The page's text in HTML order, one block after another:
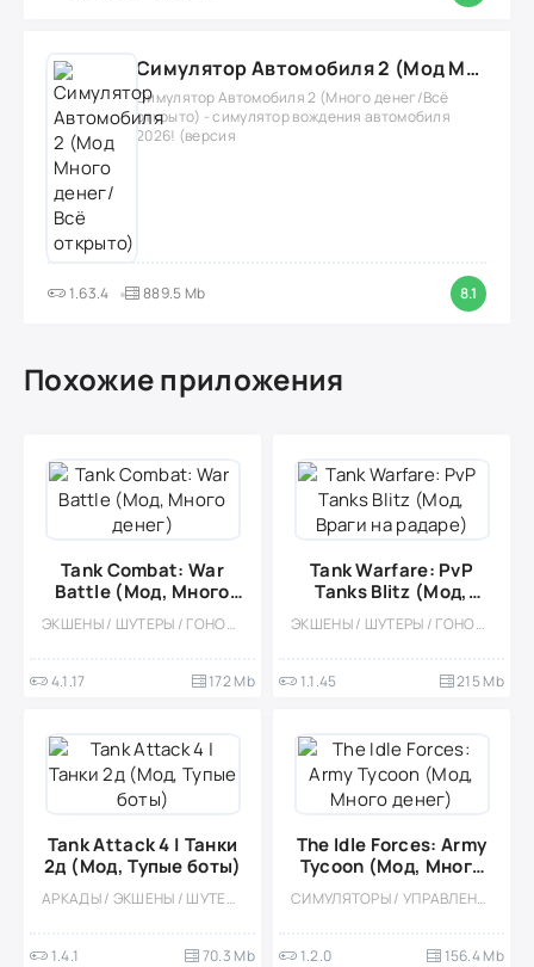
Симулятор Автомобиля 2 (Мод Много денег/Всё открыто)
Симулятор Автомобиля 2 (Много денег/Всё
открыто) - симулятор вождения автомобиля
2026! (версия
1.63.4 889.5 Mb 8.1
Похожие приложения
Tank Combat: War
Battle (Мод, Много
денег)
ЭКШЕНЫ / ШУТЕРЫ / ГОНОЧНЫЙ ШУТЕР / КАЗУАЛЬНЫЕ / ОДНОПОЛЬЗОВАТЕЛЬСКИЕ / ОФЛАЙН / СТИЛИЗАЦИЯ / ВИД СБОКУ / ТАНКИ / АРКАДЫ / МАЛЕНЬКАЯ / МОД
4.1.17 172 Mb
Tank Warfare: PvP
Tanks Blitz (Мод,
Враги на радаре) ЭКШЕНЫ / ШУТЕРЫ / ГОНОЧНЫЙ ШУТЕР / ТАНКИ / КАЗУАЛЬНЫЕ / МНОГОПОЛЬЗОВАТЕЛЬСКАЯ / СОРЕВНОВАТЕЛЬНАЯ / СТИЛИЗАЦИЯ / 3D / МОД / ВОЙНА / РЕАЛИЗМ
1.1.45 215 Mb
Tank Attack 4 | Танки
2д (Мод, Тупые боты)
АРКАДЫ / ЭКШЕНЫ / ШУТЕРЫ / ГОНОЧНЫЙ ШУТЕР / КАЗУАЛЬНЫЕ / ОДНОПОЛЬЗОВАТЕЛЬСКИЕ / СТИЛИЗАЦИЯ / ОФЛАЙН / МОД / ВСТРОЕННЫЙ КЕШ / ТАНКИ / ВИД СБОКУ
1.4.1 70.3 Mb
The Idle Forces: Army
Tycoon (Мод, Много
денег)
СИМУЛЯТОРЫ / УПРАВЛЕНИЕ / ЭКОНОМИЧЕСКАЯ СТРАТЕГИЯ / КАЗУАЛЬНЫЕ / ВОКСЕЛЬНАЯ / ОДНОПОЛЬЗОВАТЕЛЬСКИЕ / СТИЛИЗАЦИЯ / ИЗОМЕТРИЯ / ВСТРОЕННЫЙ КЕШ / МОД
1.2.0 156.4 Mb